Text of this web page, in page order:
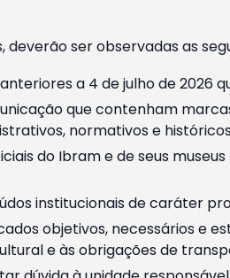
ser observadas as
a 4 de julho de 2026
que contenham
normativos e
do Ibram e de seus
institucionais de caráter
objetivos, necessários e
e às obrigações de